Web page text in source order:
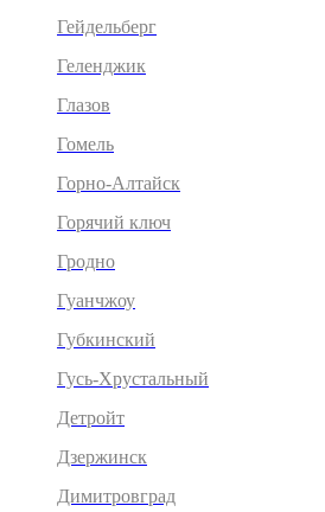
Гейдельберг
Геленджик
Глазов
Гомель
Горно-Алтайск
Горячий ключ
Гродно
Гуанчжоу
Губкинский
Гусь-Хрустальный
Детройт
Дзержинск
Димитровград